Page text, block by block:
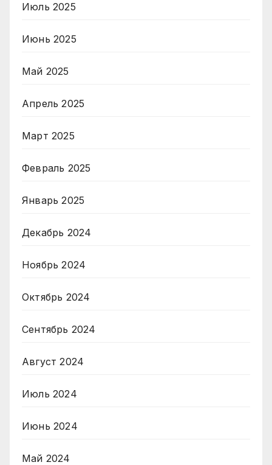
Июль 2025
Июнь 2025
Май 2025
Апрель 2025
Март 2025
Февраль 2025
Январь 2025
Декабрь 2024
Ноябрь 2024
Октябрь 2024
Сентябрь 2024
Август 2024
Июль 2024
Июнь 2024
Май 2024